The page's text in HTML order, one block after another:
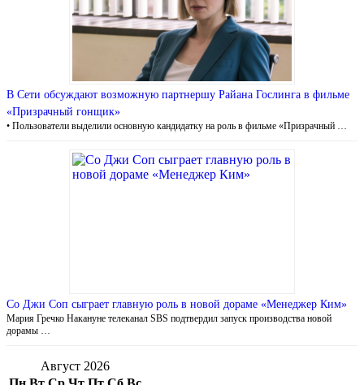
В Сети обсуждают возможную партнершу Райана Гослинга в фильме
«Призрачный гонщик»
• Пользователи выделили основную кандидатку на роль в фильме «Призрачный …
Со Джи Соп сыграет главную роль в новой дораме «Менеджер Ким»
Мария Гречко Накануне телеканал SBS подтвердил запуск производства новой
дорамы …
Август 2026